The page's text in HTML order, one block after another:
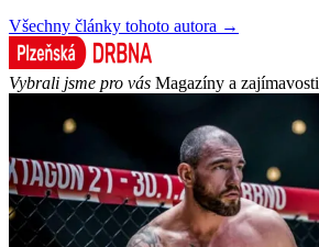
Všechny články tohoto autora →
Vybrali jsme pro vás Magazíny a zajímavosti